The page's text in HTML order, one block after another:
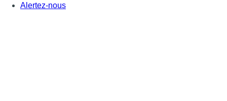
Alertez-nous